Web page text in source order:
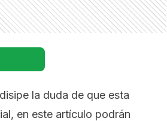
la duda de que esta
en este artículo podrán